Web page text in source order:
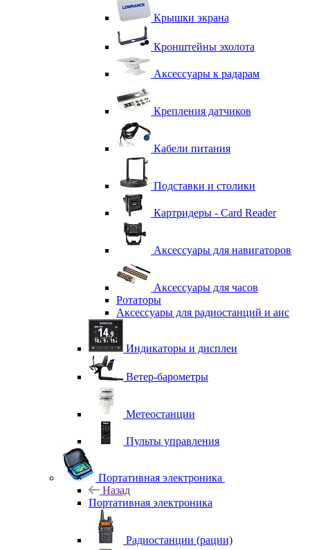
Крышки экрана
Кронштейны эхолота
Аксессуары к радарам
Крепления датчиков
Кабели питания
Подставки и столики
Картридеры - Card Reader
Аксессуары для навигаторов
Аксессуары для часов
Ротаторы
Аксессуары для радиостанций и аис
Индикаторы и дисплеи
Ветер-барометры
Метеостанции
Пульты управления
Портативная электроника
Назад
Портативная электроника
Радиостанции (рации)